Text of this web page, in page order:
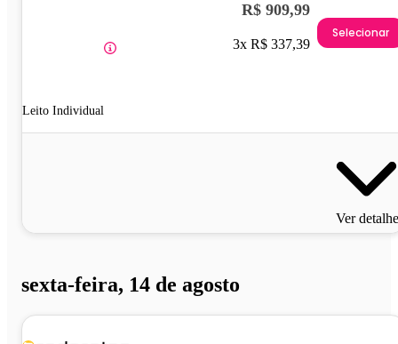
Leito Individual
R$ 909,99
3x R$ 337,39
Selecionar
Ver
sexta-feira, 14 de agosto